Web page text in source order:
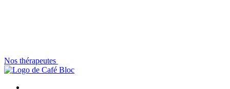
Nos thérapeutes